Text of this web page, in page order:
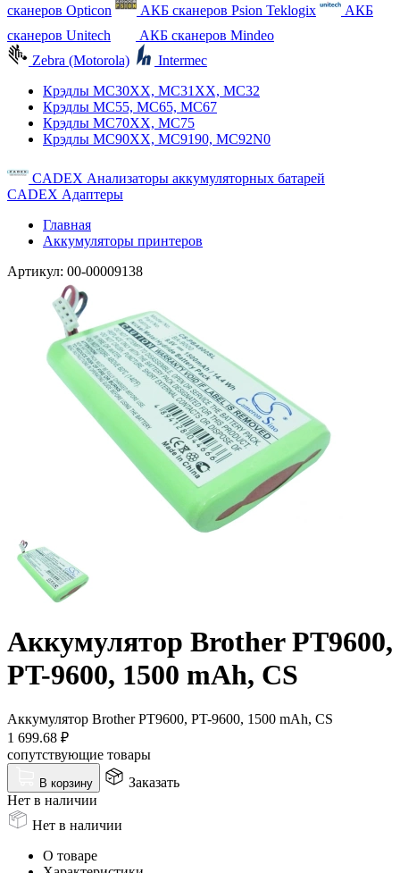
сканеров Opticon
АКБ сканеров Psion Teklogix
АКБ
сканеров Unitech
АКБ сканеров Mindeo
Zebra (Motorola)
Intermec
Крэдлы MC30XX, MC31XX, MC32
Крэдлы MC55, MC65, MC67
Крэдлы MC70XX, MC75
Крэдлы MC90XX, MC9190, MC92N0
CADEX Анализаторы аккумуляторных батарей
CADEX Адаптеры
Главная
Аккумуляторы принтеров
Артикул: 00-00009138
Аккумулятор Brother PT9600,
PT-9600, 1500 mAh, CS
Аккумулятор Brother PT9600, PT-9600, 1500 mAh, CS
1 699.68 ₽
сопутствующие товары
В корзину
Заказать
Нет в наличии
Нет в наличии
О товаре